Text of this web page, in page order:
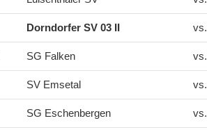
Dorndorfer SV 03 II vs.
SG Falken vs.
SV Emsetal vs.
SG Eschenbergen vs.